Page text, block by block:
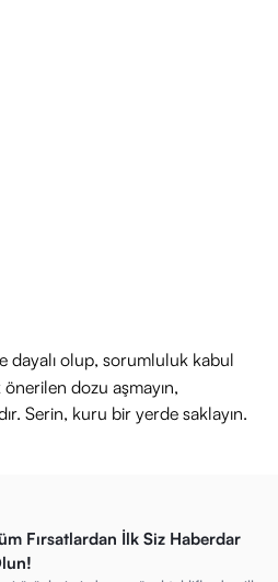
dayalı olup, sorumluluk kabul
dozu aşmayın,
Serin, kuru bir yerde saklayın.
Fırsatlardan İlk Siz Haberdar